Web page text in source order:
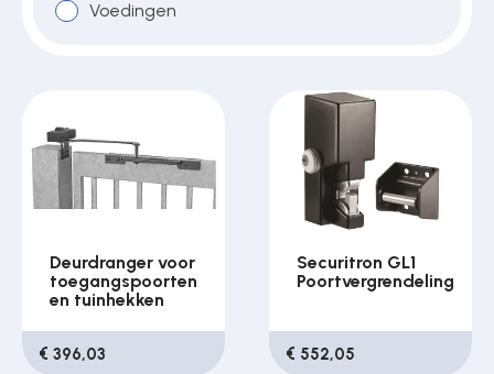
Voedingen
Deurdranger voor
toegangspoorten
en tuinhekken
€ 396,03
Securitron GL1
Poortvergrendeling
€ 552,05